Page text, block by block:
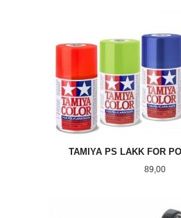
TAMIYA PS LAKK FOR
Pris
89,00